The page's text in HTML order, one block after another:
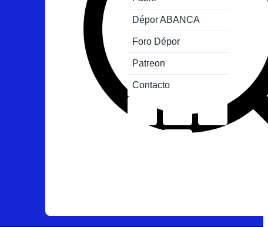
Dépor ABANCA
Foro Dépor
Patreon
Contacto